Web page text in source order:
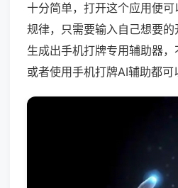
十分简单，打开这个应用便
规律，只需要输入自己想要
生成出手机打牌专用辅助器
或者使用手机打牌AI辅助都可